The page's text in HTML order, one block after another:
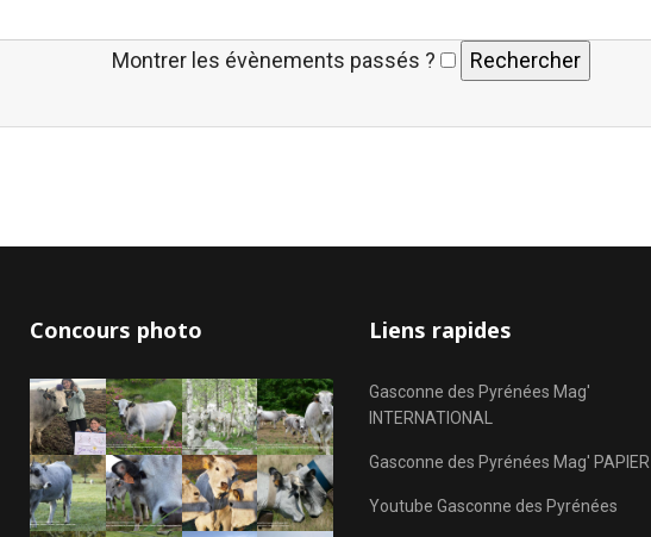
Montrer les évènements passés ?
Concours photo Liens rapides
Gasconne des Pyrénées Mag'
INTERNATIONAL
Gasconne des Pyrénées Mag' PAPIER
Youtube Gasconne des Pyrénées